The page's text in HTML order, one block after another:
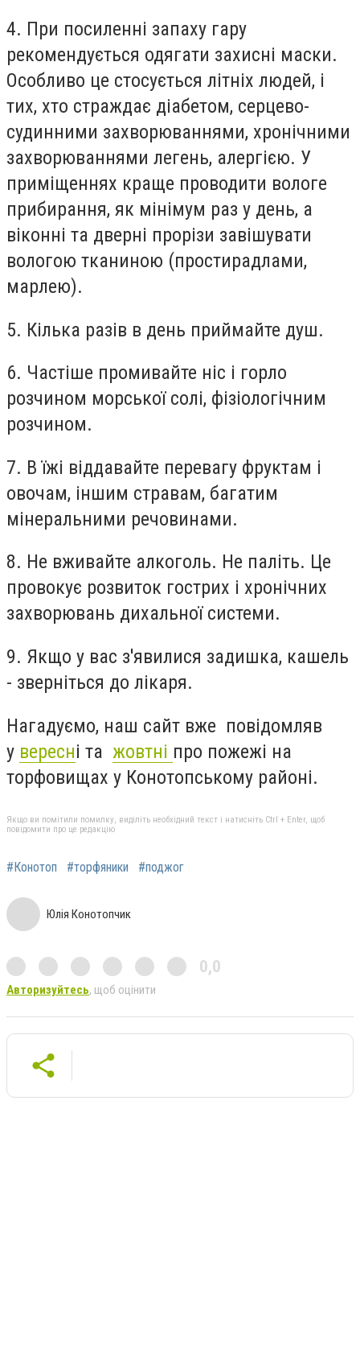
4. При посиленні запаху гару
рекомендується одягати захисні маски.
Особливо це стосується літніх людей, і
тих, хто страждає діабетом, серцево-
судинними захворюваннями, хронічними
захворюваннями легень, алергією. У
приміщеннях краще проводити вологе
прибирання, як мінімум раз у день, а
віконні та дверні прорізи завішувати
вологою тканиною (простирадлами,
марлею).
5. Кілька разів в день приймайте душ.
6. Частіше промивайте ніс і горло
розчином морської солі, фізіологічним
розчином.
7. В їжі віддавайте перевагу фруктам і
овочам, іншим стравам, багатим
мінеральними речовинами.
8. Не вживайте алкоголь. Не паліть. Це
провокує розвиток гострих і хронічних
захворювань дихальної системи.
9. Якщо у вас з'явилися задишка, кашель
- зверніться до лікаря.
Нагадуємо, наш сайт вже повідомляв
у вересні та жовтні про пожежі на
торфовищах у Конотопському районі.
Якщо ви помітили помилку, виділіть необхідний текст і натисніть Ctrl + Enter, щоб
повідомити про це редакцію
#Конотоп #торфяники #поджог
Юлія Конотопчик
0,0
Авторизуйтесь, щоб оцінити